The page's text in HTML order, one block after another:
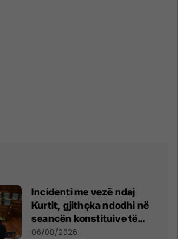
Incidenti me vezë ndaj
Kurtit, gjithçka ndodhi në
seancën konstituive të
Kuvendit
06/08/2026